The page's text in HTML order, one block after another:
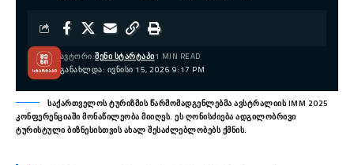
ᲒᲐᲜᲐᲮᲚᲓᲐ: ᲘᲕᲜᲘᲡᲘ 15, 2026 9:17 PM
ᲐᲕᲢᲝᲠᲘ:ᲨᲔᲜᲘ ᲡᲢᲐᲠᲢᲐᲞᲘ1 MIN READ
საქართველოს ტურიზმის წარმომადგენლებმა ავსტრალიის IMM 2025
კონფერენციაში მონაწილეობა მიიღეს. ეს ღონისძიება ადგილობრივი
ტურისტული ბიზნესისთვის ახალ შესაძლებლობებს ქმნის.